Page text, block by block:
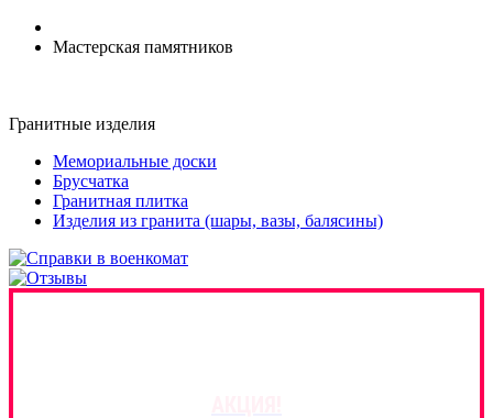
Мастерская памятников
Гранитные изделия
Мемориальные доски
Брусчатка
Гранитная плитка
Изделия из гранита (шары, вазы, балясины)